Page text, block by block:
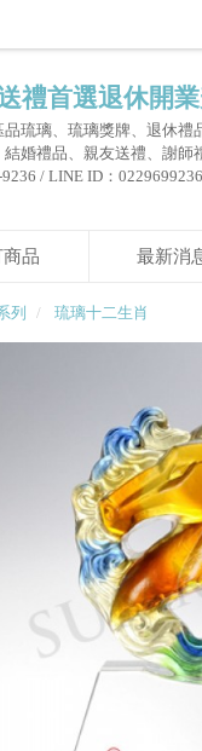
禮首選退休開
琉璃、琉璃獎牌、退休
婚禮品、親友送禮、謝師
/ LINE ID：
商品 最新消
列 琉璃十二生肖